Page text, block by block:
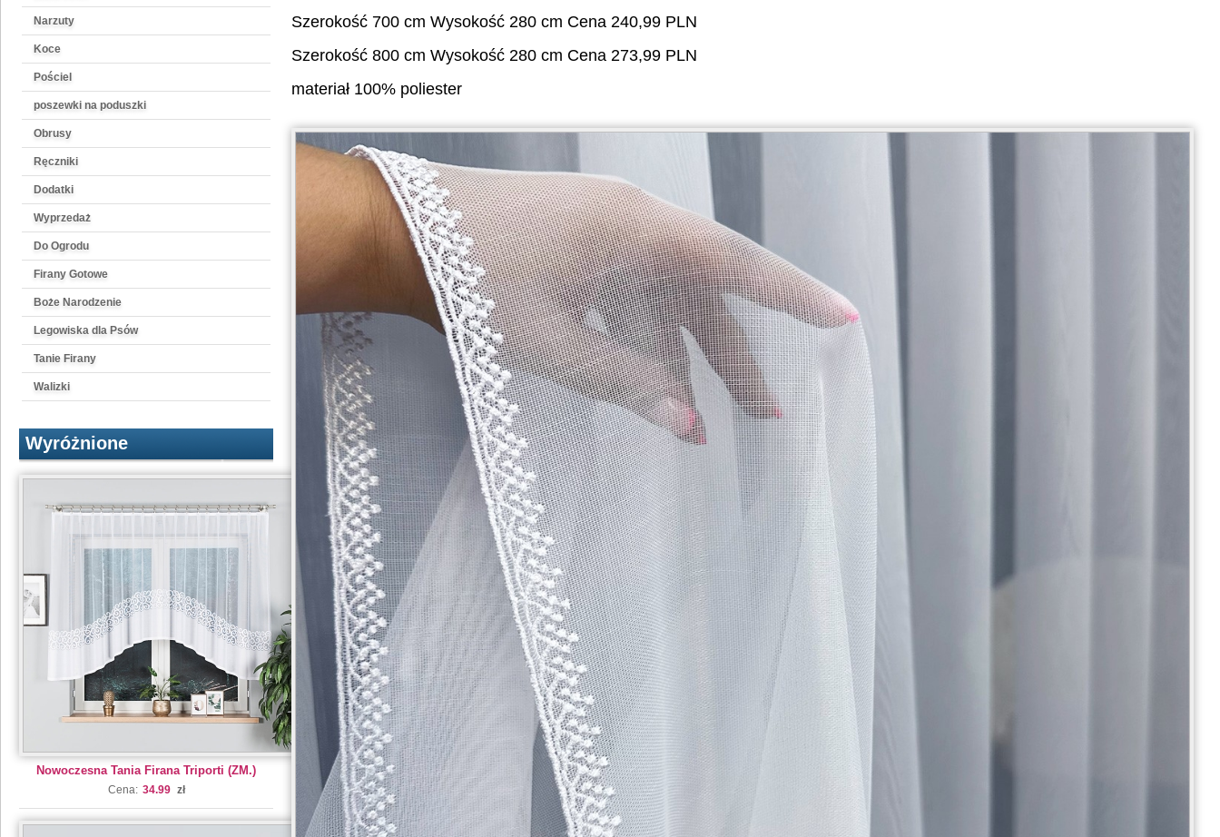
Narzuty
Koce
Pościel
poszewki na poduszki
Obrusy
Ręczniki
Dodatki
Wyprzedaż
Do Ogrodu
Firany Gotowe
Boże Narodzenie
Legowiska dla Psów
Tanie Firany
Walizki
Wyróżnione
Nowoczesna Tania Firana Triporti (ZM.)
Cena: 34.99 zł
Szerokość 700 cm Wysokość 280 cm Cena 240,99 PLN
Szerokość 800 cm Wysokość 280 cm Cena 273,99 PLN
materiał 100% poliester